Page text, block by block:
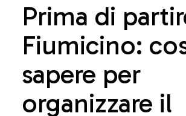
Prima di
Fiumicino:
sapere per
organizzare il